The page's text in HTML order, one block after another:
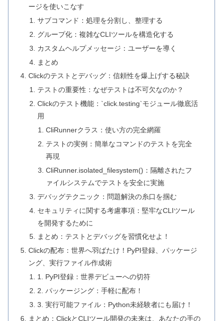
ージを使いこなす
サブコマンド：処理を分割し、整理する
グループ化：複雑なCLIツールを構造化する
カスタムヘルプメッセージ：ユーザーを導く
まとめ
Clickのテストとデバッグ：信頼性を爆上げする秘訣
テストの重要性：なぜテストは不可欠なのか？
Clickのテスト機能：`click.testing`モジュール徹底活
用
CliRunnerクラス：使い方の完全網羅
テストの実例：簡単なコマンドのテストを完全
再現
CliRunner.isolated_filesystem()：隔離されたフ
ァイルシステムでテストを安全に実施
デバッグテクニック：問題解決の糸口を掴む
セキュリティに関する考慮事項：堅牢なCLIツール
を開発するために
まとめ：テストとデバッグを習慣化せよ！
Clickの配布：世界へ羽ばたけ！PyPI登録、パッケージ
ング、実行ファイル作成術
1. PyPI登録：世界デビューへの切符
2. パッケージング：手軽に配布！
3. 実行可能ファイル：Python未経験者にも届け！
まとめ：ClickとCLIツール開発の未来は、あなたの手の